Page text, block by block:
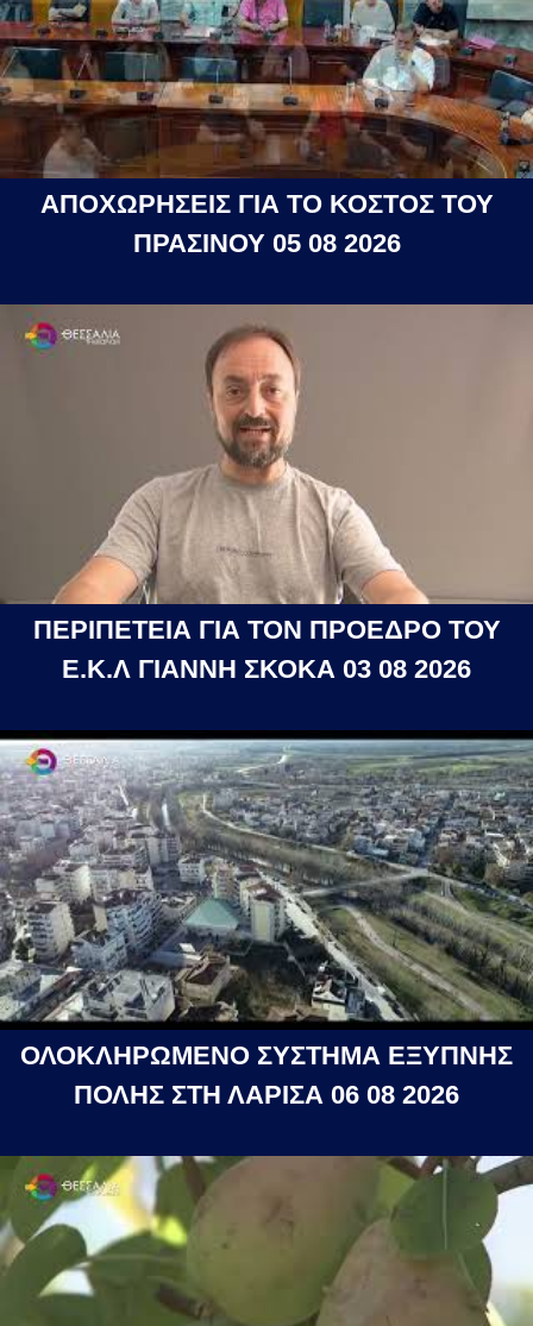
ΑΠΟΧΩΡΗΣΕΙΣ ΓΙΑ ΤΟ ΚΟΣΤΟΣ ΤΟΥ
ΠΡΑΣΙΝΟΥ 05 08 2026
ΠΕΡΙΠΕΤΕΙΑ ΓΙΑ ΤΟΝ ΠΡΟΕΔΡΟ ΤΟΥ
Ε.Κ.Λ ΓΙΑΝΝΗ ΣΚΟΚΑ 03 08 2026
ΟΛΟΚΛΗΡΩΜΕΝΟ ΣΥΣΤΗΜΑ ΕΞΥΠΝΗΣ
ΠΟΛΗΣ ΣΤΗ ΛΑΡΙΣΑ 06 08 2026